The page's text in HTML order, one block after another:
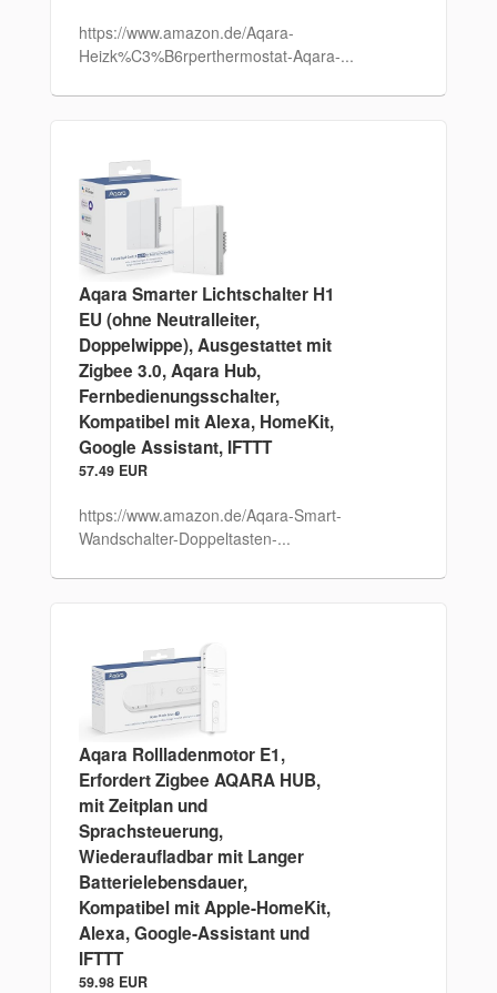
https://www.amazon.de/Aqara-
Heizk%C3%B6rperthermostat-Aqara-...
Aqara Smarter Lichtschalter H1
EU (ohne Neutralleiter,
Doppelwippe), Ausgestattet mit
Zigbee 3.0, Aqara Hub,
Fernbedienungsschalter,
Kompatibel mit Alexa, HomeKit,
Google Assistant, IFTTT
57.49 EUR
https://www.amazon.de/Aqara-Smart-
Wandschalter-Doppeltasten-...
Aqara Rollladenmotor E1,
Erfordert Zigbee AQARA HUB,
mit Zeitplan und
Sprachsteuerung,
Wiederaufladbar mit Langer
Batterielebensdauer,
Kompatibel mit Apple-HomeKit,
Alexa, Google-Assistant und
IFTTT
59.98 EUR